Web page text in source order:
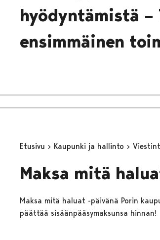
hyödyntämistä –
ensimmäinen
Etusivu Kaupunki ja hallinto
Maksa mitä
Maksa mitä haluat -päivänä Porin
päättää sisäänpääsymaksunsa hinnan!